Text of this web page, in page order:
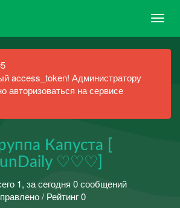
access_token! Администратору
авторизоваться на сервисе
Капуста [
♡♡♡]
1, за сегодня 0 сообщений
/ Рейтинг 0